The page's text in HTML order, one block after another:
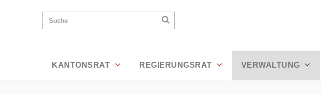
Suchen
KANTONSRAT
REGIERUNGSRAT VERWALTUNG